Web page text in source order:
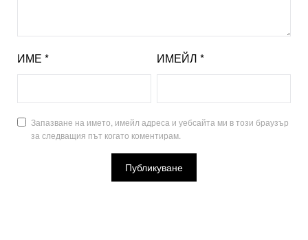
ИМЕ * ИМЕЙЛ *
Запазване на името, имейл адреса и уебсайта ми в този браузър
за следващия път когато коментирам.